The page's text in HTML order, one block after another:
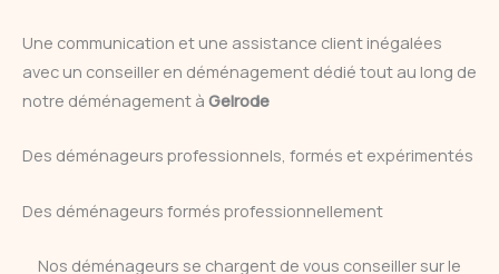
Une communication et une assistance client inégalées
avec un conseiller en déménagement dédié tout au long de
notre déménagement à Gelrode
Des déménageurs professionnels, formés et expérimentés
Des déménageurs formés professionnellement
Nos déménageurs se chargent de vous conseiller sur le